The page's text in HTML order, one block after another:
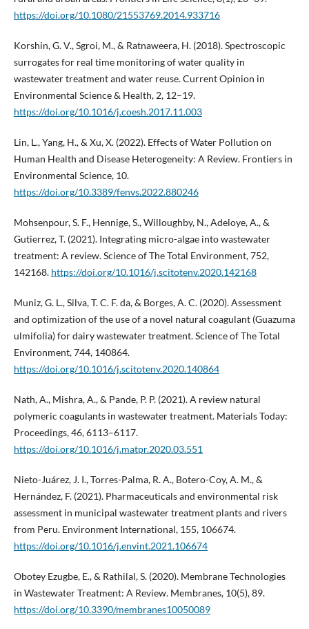
https://doi.org/10.1080/21553769.2014.933716
Korshin, G. V., Sgroi, M., & Ratnaweera, H. (2018). Spectroscopic
surrogates for real time monitoring of water quality in
wastewater treatment and water reuse. Current Opinion in
Environmental Science & Health, 2, 12–19.
https://doi.org/10.1016/j.coesh.2017.11.003
Lin, L., Yang, H., & Xu, X. (2022). Effects of Water Pollution on
Human Health and Disease Heterogeneity: A Review. Frontiers in
Environmental Science, 10.
https://doi.org/10.3389/fenvs.2022.880246
Mohsenpour, S. F., Hennige, S., Willoughby, N., Adeloye, A., &
Gutierrez, T. (2021). Integrating micro-algae into wastewater
treatment: A review. Science of The Total Environment, 752,
142168. https://doi.org/10.1016/j.scitotenv.2020.142168
Muniz, G. L., Silva, T. C. F. da, & Borges, A. C. (2020). Assessment
and optimization of the use of a novel natural coagulant (Guazuma
ulmifolia) for dairy wastewater treatment. Science of The Total
Environment, 744, 140864.
https://doi.org/10.1016/j.scitotenv.2020.140864
Nath, A., Mishra, A., & Pande, P. P. (2021). A review natural
polymeric coagulants in wastewater treatment. Materials Today:
Proceedings, 46, 6113–6117.
https://doi.org/10.1016/j.matpr.2020.03.551
Nieto-Juárez, J. I., Torres-Palma, R. A., Botero-Coy, A. M., &
Hernández, F. (2021). Pharmaceuticals and environmental risk
assessment in municipal wastewater treatment plants and rivers
from Peru. Environment International, 155, 106674.
https://doi.org/10.1016/j.envint.2021.106674
Obotey Ezugbe, E., & Rathilal, S. (2020). Membrane Technologies
in Wastewater Treatment: A Review. Membranes, 10(5), 89.
https://doi.org/10.3390/membranes10050089